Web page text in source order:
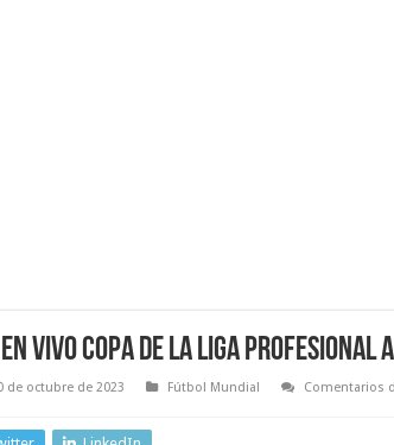
en vivo Copa de la Liga Profesional
de octubre de 2023 Fútbol Mundial Comentarios